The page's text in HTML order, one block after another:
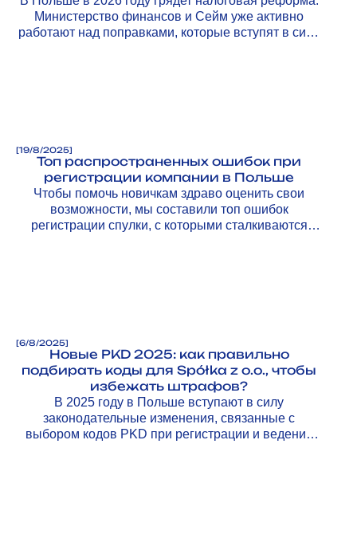
Министерство финансов и Сейм уже активно
работают над поправками, которые вступят в силу
[19/8/2025]
Топ распространенных ошибок при
регистрации компании в Польше
Чтобы помочь новичкам здраво оценить свои
возможности, мы составили топ ошибок
регистрации спулки, с которыми сталкиваются
[6/8/2025]
Новые PKD 2025: как правильно
подбирать коды для Spółka z o.o., чтобы
избежать штрафов?
В 2025 году в Польше вступают в силу
законодательные изменения, связанные с
выбором кодов PKD при регистрации и ведении